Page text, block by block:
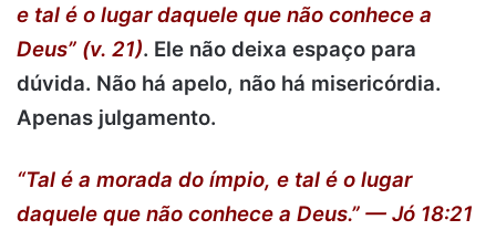
e tal é o lugar daquele que não conhece a
Deus” (v. 21). Ele não deixa espaço para
dúvida. Não há apelo, não há misericórdia.
Apenas julgamento.
“Tal é a morada do ímpio, e tal é o lugar
daquele que não conhece a Deus.” — Jó 18:21